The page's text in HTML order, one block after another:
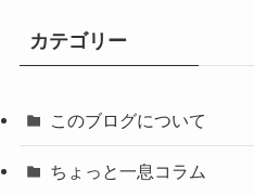
カテゴリー
このブログについて
ちょっと一息コラム